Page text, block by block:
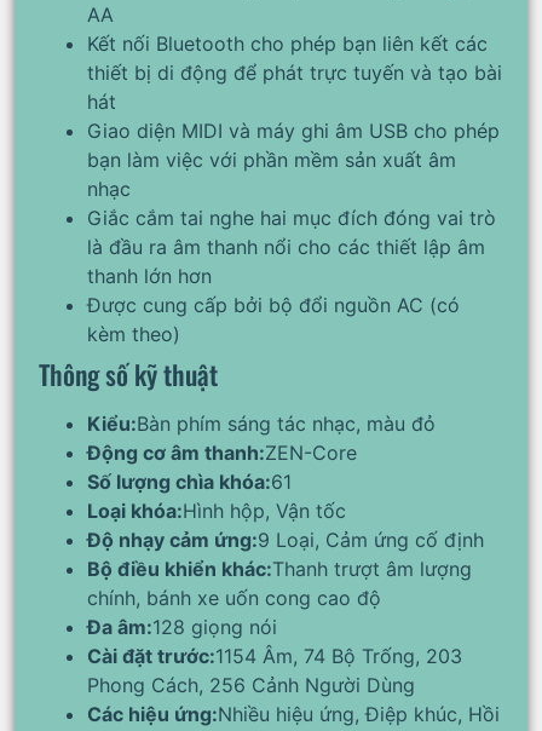
AA
Kết nối Bluetooth cho phép bạn liên kết các
thiết bị di động để phát trực tuyến và tạo bài
hát
Giao diện MIDI và máy ghi âm USB cho phép
bạn làm việc với phần mềm sản xuất âm
nhạc
Giắc cắm tai nghe hai mục đích đóng vai trò
là đầu ra âm thanh nổi cho các thiết lập âm
thanh lớn hơn
Được cung cấp bởi bộ đổi nguồn AC (có
kèm theo)
Thông số kỹ thuật
Kiểu:Bàn phím sáng tác nhạc, màu đỏ
Động cơ âm thanh:ZEN-Core
Số lượng chìa khóa:61
Loại khóa:Hình hộp, Vận tốc
Độ nhạy cảm ứng:9 Loại, Cảm ứng cố định
Bộ điều khiển khác:Thanh trượt âm lượng
chính, bánh xe uốn cong cao độ
Đa âm:128 giọng nói
Cài đặt trước:1154 Âm, 74 Bộ Trống, 203
Phong Cách, 256 Cảnh Người Dùng
Các hiệu ứng:Nhiều hiệu ứng, Điệp khúc, Hồi